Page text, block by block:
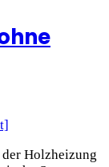
Holzheizung